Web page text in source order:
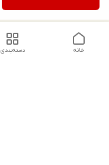
دسته‌بندی خانه